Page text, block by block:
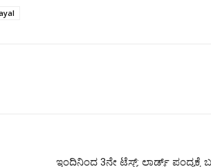
ಇಂದಿನಿಂದ 3ನೇ ಟೆಸ್ಟ್: ಲಾರ್ಡ್ಸ್ ಪಂದ್ಯಕ್ಕೆ